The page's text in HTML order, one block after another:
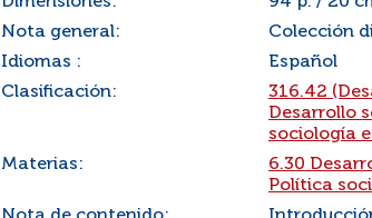
Nota general:
Colección
Idiomas :
Español
Clasificación:
316.42
Desarrollo
sociología
Materias:
6.30
Política